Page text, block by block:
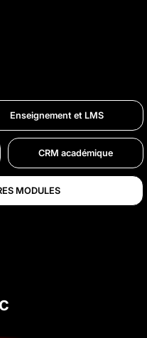
Enseignement et LMS
CRM académique
MODULES